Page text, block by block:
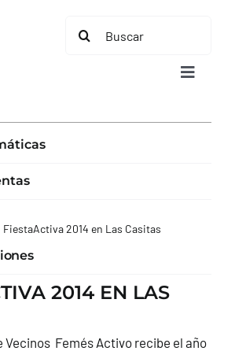
Buscar:
Toggle
FiestaActiva 2014 en Las Casitas
2014 EN LAS
Vecinos Femés Activo recibe el año